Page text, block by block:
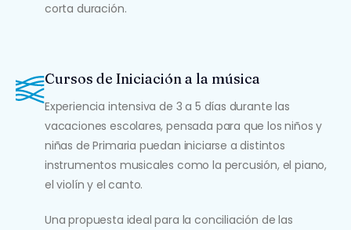
corta duración.
Cursos de Iniciación a la música
Experiencia intensiva de 3 a 5 días durante las
vacaciones escolares, pensada para que los niños y
niñas de Primaria puedan iniciarse a distintos
instrumentos musicales como la percusión, el piano,
el violín y el canto.
Una propuesta ideal para la conciliación de las